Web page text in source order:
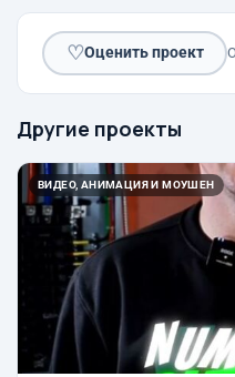
♡Оценить проект
Другие проекты
ВИДЕО, АНИМАЦИЯ И МОУШЕН